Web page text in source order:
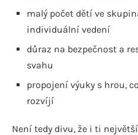
malý počet dětí ve
individuální vedení
důraz na bezpečnost a
svahu
propojení výuky s hrou,
rozvíjí
Není tedy divu, že i ti